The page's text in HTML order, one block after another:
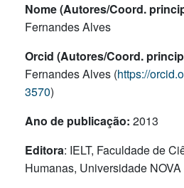
Nome (Autores/Coord.
Fernandes Alves
Orcid (Autores/Coord.
Fernandes Alves (https://
3570)
Ano de publicação: 2013
Editora: IELT, Faculdade de
Humanas, Universidade